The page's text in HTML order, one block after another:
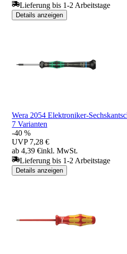
Lieferung bis 1-2 Arbeitstage
Details anzeigen
Wera 2054 Elektroniker-
7 Varianten
-40 %
UVP 7,28 €
ab 4,39 €inkl. MwSt.
Lieferung bis 1-2 Arbeitstage
Details anzeigen